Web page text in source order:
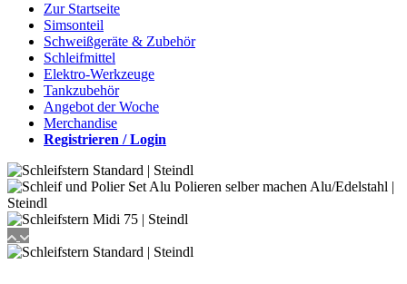
Zur Startseite
Simsonteil
Schweißgeräte & Zubehör
Schleifmittel
Elektro-Werkzeuge
Tankzubehör
Angebot der Woche
Merchandise
Registrieren / Login